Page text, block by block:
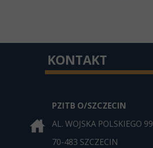
KONTAKT
PZITB O/SZCZECIN
AL. WOJSKA POLSKIEGO 99
70-483 SZCZECIN